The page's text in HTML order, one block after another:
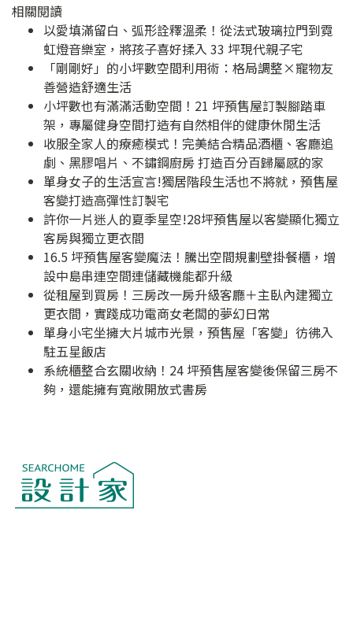
相關閱讀
以愛填滿留白、弧形詮釋溫柔！從法式玻璃拉門到霓
虹燈音樂室，將孩子喜好揉入 33 坪現代親子宅
「剛剛好」的小坪數空間利用術：格局調整×寵物友
善營造舒適生活
小坪數也有滿滿活動空間！21 坪預售屋訂製腳踏車
架，專屬健身空間打造有自然相伴的健康休閒生活
收服全家人的療癒模式！完美結合精品酒櫃、客廳追
劇、黑膠唱片、不鏽鋼廚房 打造百分百歸屬感的家
單身女子的生活宣言!獨居階段生活也不將就，預售屋
客變打造高彈性訂製宅
許你一片迷人的夏季星空!28坪預售屋以客變顯化獨立
客房與獨立更衣間
16.5 坪預售屋客變魔法！騰出空間規劃壁掛餐櫃，增
設中島串連空間連儲藏機能都升級
從租屋到買房！三房改一房升級客廳＋主臥內建獨立
更衣間，實踐成功電商女老闆的夢幻日常
單身小宅坐擁大片城市光景，預售屋「客變」彷彿入
駐五星飯店
系統櫃整合玄關收納！24 坪預售屋客變後保留三房不
夠，還能擁有寬敞開放式書房